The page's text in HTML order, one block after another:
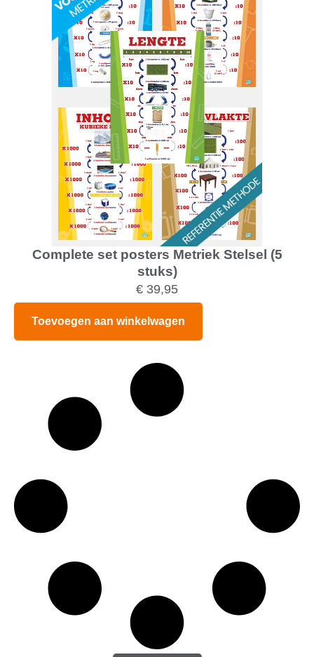
Complete set posters Metriek Stelsel (5
stuks)
€ 39,95
Toevoegen aan winkelwagen